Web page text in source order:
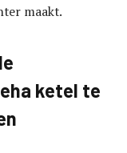
maakt.
ketel te